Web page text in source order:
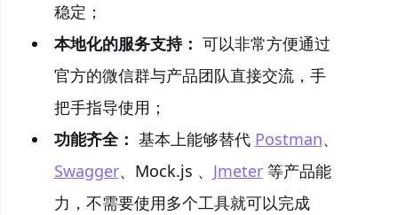
稳定；
本地化的服务支持： 可以非常方便通过
官方的微信群与产品团队直接交流，手
把手指导使用；
功能齐全： 基本上能够替代 Postman、
Swagger、Mock.js 、 Jmeter等产品能
力，不需要使用多个工具就可以完成